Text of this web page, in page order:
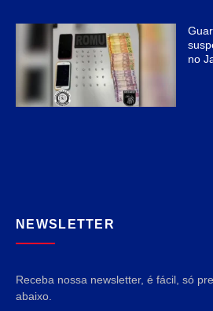
no
NEWSLETTER
Receba nossa newsletter, é fácil, só
abaixo.